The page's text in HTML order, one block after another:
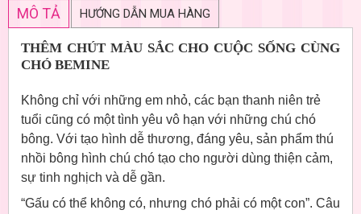
MÔ TẢ HƯỚNG DẪN MUA HÀNG
THÊM CHÚT MÀU SẮC CHO CUỘC SỐNG CÙNG
CHÓ BEMINE
Không chỉ với những em nhỏ, các bạn thanh niên trẻ
tuổi cũng có một tình yêu vô hạn với những chú chó
bông. Với tạo hình dễ thương, đáng yêu, sản phẩm thú
nhồi bông hình chú chó tạo cho người dùng thiện cảm,
sự tinh nghịch và dễ gần.
“Gấu có thể không có, nhưng chó phải có một con”. Câu